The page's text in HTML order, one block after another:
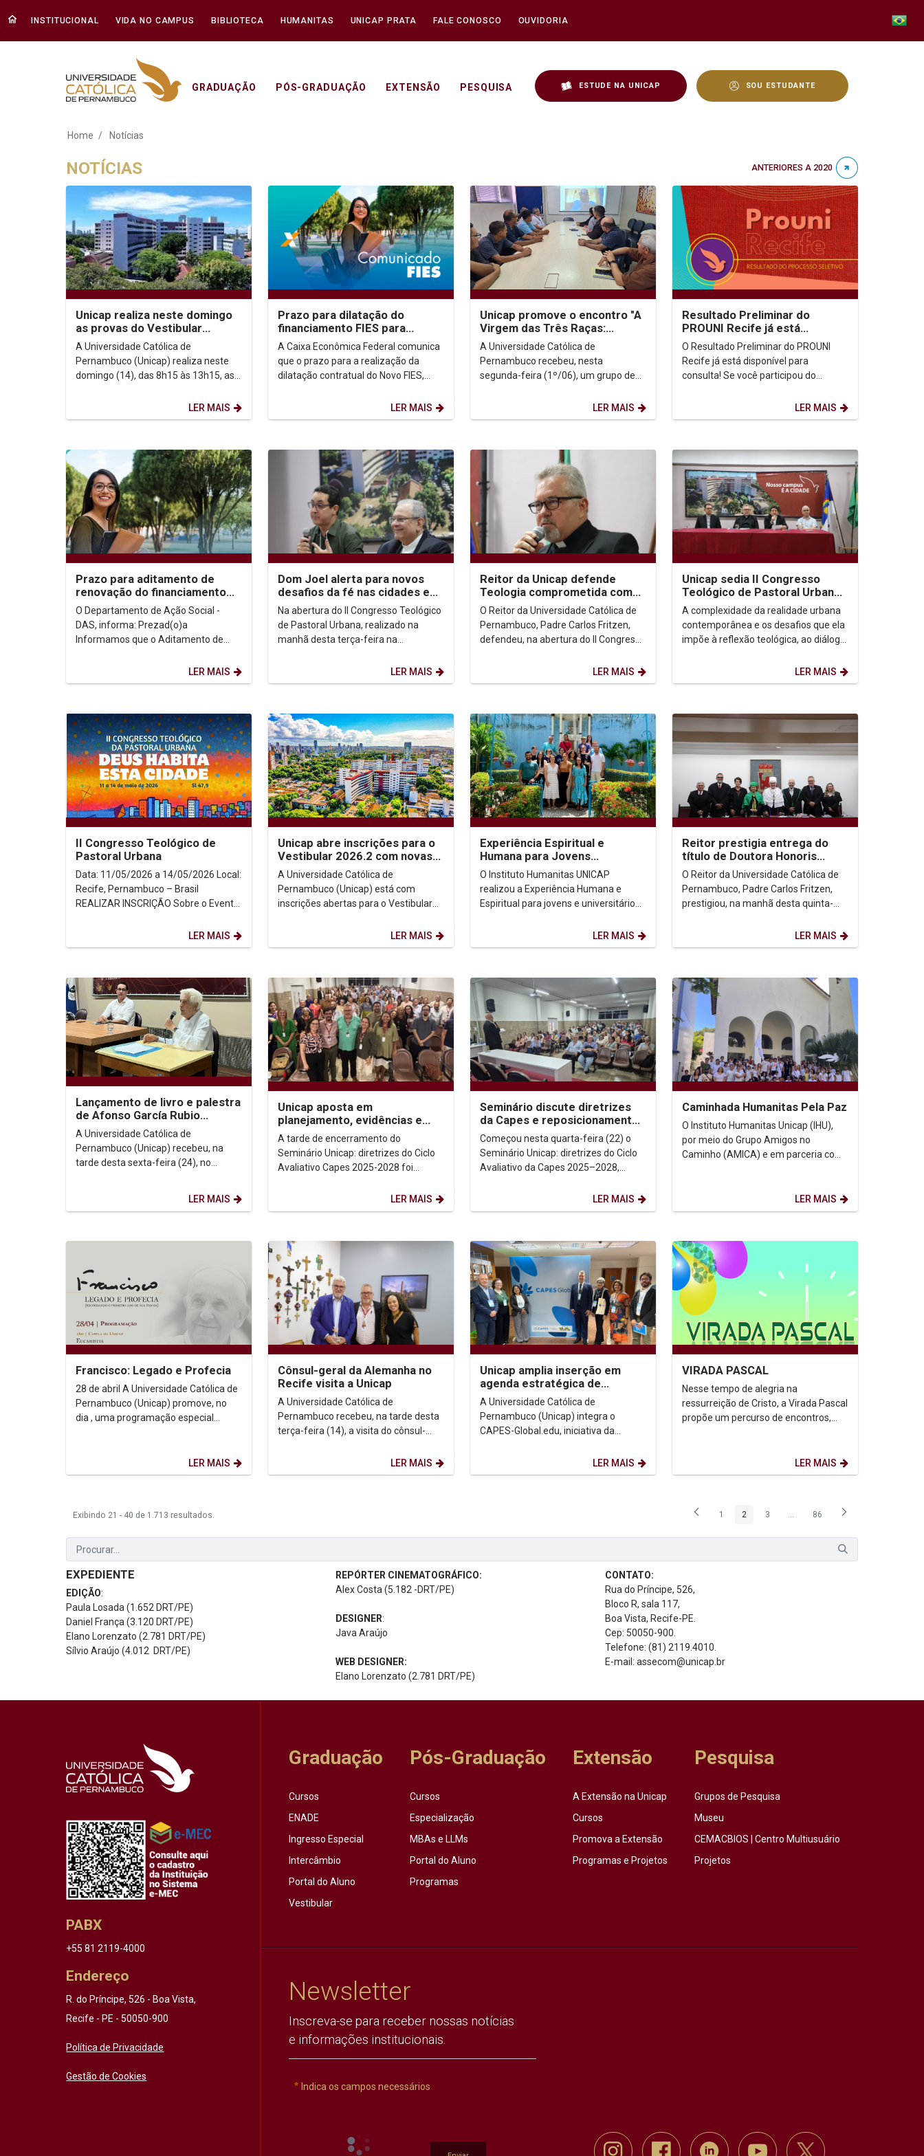
INSTITUCIONAL VIDA NO CAMPUS BIBLIOTECA HUMANITAS UNICAP PRATA FALE CONOSCO OUVIDORIA
GRADUAÇÃO PÓS-GRADUAÇÃO EXTENSÃO PESQUISA ESTUDE NA UNICAP SOU ESTUDANTE
Notícias - Unicap
Home Notícias
NOTÍCIAS ANTERIORES A 2020
Unicap realiza neste domingo
as provas do Vestibular
2026.2
A Universidade Católica de
Pernambuco (Unicap) realiza neste
domingo (14), das 8h15 às 13h15, as
LER MAIS
Prazo para dilatação do
financiamento FIES para
2026.2 se encerra dia 15/07
A Caixa Econômica Federal comunica
que o prazo para a realização da
dilatação contratual do Novo FIES,
LER MAIS
Unicap promove o encontro "A
Virgem das Três Raças:
Guadalupe, Luján e Aparecida"
A Universidade Católica de
Pernambuco recebeu, nesta
segunda-feira (1º/06), um grupo de
o caminho histórico realizado...LER MAIS
Resultado Preliminar do
PROUNI Recife já está
disponível para consulta
O Resultado Preliminar do PROUNI
Recife já está disponível para
consulta! Se você participou do
e acompanhe as próximas...LER MAIS
Prazo para aditamento de
renovação do financiamento
FIES 1º/2026 encerra-se dia
31/05
O Departamento de Ação Social -
DAS, informa: Prezad(o)a
Informamos que o Aditamento de
semestre 2026.1, encontra-se
liberado...
LER MAIS
Dom Joel alerta para novos
desafios da fé nas cidades em
congresso na Unicap
Na abertura do II Congresso Teológico
de Pastoral Urbana, realizado na
manhã desta terça-feira na
Pernambuco, o bispo de Petrópolis,...
LER MAIS
Reitor da Unicap defende
Teologia comprometida com
os desafios das cidades
contemporâneas
O Reitor da Universidade Católica de
Pernambuco, Padre Carlos Fritzen,
defendeu, na abertura do II Congresso
LER MAIS
Unicap sedia II Congresso
Teológico de Pastoral Urbana
que debate desafios da fé nas
cidades
A complexidade da realidade urbana
contemporânea e os desafios que ela
impõe à reflexão teológica, ao diálogo
LER MAIS
II Congresso Teológico de
Pastoral Urbana
Data: 11/05/2026 a 14/05/2026 Local:
Recife, Pernambuco – Brasil
REALIZAR INSCRIÇÃO Sobre o Evento
LER MAIS
Unicap abre inscrições para o
Vestibular 2026.2 com novas
modalidades de ingresso
A Universidade Católica de
Pernambuco (Unicap) está com
inscrições abertas para o Vestibular
LER MAIS
Experiência Espiritual e
Humana para Jovens
Universitários
O Instituto Humanitas UNICAP
realizou a Experiência Humana e
Espiritual para jovens e universitários,
LER MAIS
Reitor prestigia entrega do
título de Doutora Honoris
Causa a Margareth Dalcomo na
UFPE
O Reitor da Universidade Católica de
Pernambuco, Padre Carlos Fritzen,
prestigiou, na manhã desta quinta-
LER MAIS
Lançamento de livro e palestra
de Afonso García Rubio
promovem reflexão sobre fé,
Igreja e esperança
A Universidade Católica de
Pernambuco (Unicap) recebeu, na
tarde desta sexta-feira (24), no
LER MAIS
Unicap aposta em
planejamento, evidências e
impacto social para fortalecer
pós-graduação
A tarde de encerramento do
Seminário Unicap: diretrizes do Ciclo
Avaliativo Capes 2025-2028 foi
LER MAIS
Seminário discute diretrizes
da Capes e reposicionamento
estratégico da pós-graduação
Começou nesta quarta-feira (22) o
Seminário Unicap: diretrizes do Ciclo
Avaliativo da Capes 2025–2028,
LER MAIS
Caminhada Humanitas Pela Paz
O Instituto Humanitas Unicap (IHU),
por meio do Grupo Amigos no
Caminho (AMICA) e em parceria com
LER MAIS
Francisco: Legado e Profecia
28 de abril A Universidade Católica de
Pernambuco (Unicap) promove, no
dia , uma programação especial
LER MAIS
Cônsul-geral da Alemanha no
Recife visita a Unicap
A Universidade Católica de
Pernambuco recebeu, na tarde desta
terça-feira (14), a visita do cônsul-
Johannes Bloos, acompanhado...
LER MAIS
Unicap amplia inserção em
agenda estratégica de
internacionalização
A Universidade Católica de
Pernambuco (Unicap) integra o
CAPES-Global.edu, iniciativa da
Pessoal de Nível Superior (Capes)...
LER MAIS
VIRADA PASCAL
Nesse tempo de alegria na
ressurreição de Cristo, a Virada Pascal
propõe um percurso de encontros,
LER MAIS
Exibindo 21 - 40 de 1.713 resultados. Página
1 Página
2 Página
3 ...Páginas intermediárias Usar ABA
Página
86
EXPEDIENTE
EDIÇÃO:
Paula Losada (1.652 DRT/PE)
Daniel França (3.120 DRT/PE)
Elano Lorenzato (2.781 DRT/PE)
Sílvio Araújo (4.012 DRT/PE)
REPÓRTER CINEMATOGRÁFICO:
Alex Costa (5.182 -DRT/PE)
DESIGNER:
Java Araújo
WEB DESIGNER:
Elano Lorenzato (2.781 DRT/PE)
CONTATO:
Rua do Príncipe, 526,
Bloco R, sala 117,
Boa Vista, Recife-PE.
Cep: 50050-900.
Telefone: (81) 2119.4010.
E-mail: assecom@unicap.br
PABX
+55 81 2119-4000
Endereço
R. do Príncipe, 526 - Boa Vista,
Recife - PE - 50050-900
Política de Privacidade
Gestão de Cookies
Graduação
Cursos
ENADE
Ingresso Especial
Intercâmbio
Portal do Aluno
Vestibular
Pós-Graduação
Cursos
Especialização
MBAs e LLMs
Portal do Aluno
Programas
Extensão
A Extensão na Unicap
Cursos
Promova a Extensão
Programas e Projetos
Pesquisa
Grupos de Pesquisa
Museu
CEMACBIOS | Centro Multiusuário
Projetos
Newsletter
Inscreva-se para receber nossas notícias
e informações institucionais.
Indica os campos necessários